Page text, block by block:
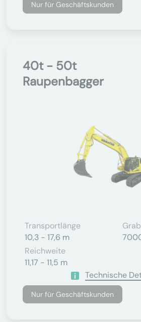
Nur für Geschäftskunden
40t - 50t
Raupenbagger
Transportlänge
10,3 - 17,6 m
Reichweite
11,17 - 11,5 m
Technische
Nur für Geschäftskunden